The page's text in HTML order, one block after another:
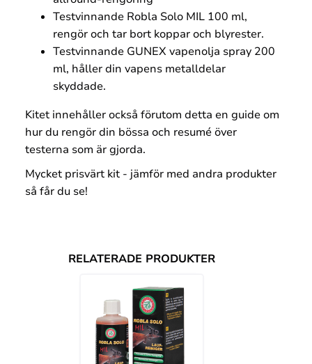
Testvinnande Robla Solo MIL 100 ml,
rengör och tar bort koppar och blyrester.
Testvinnande GUNEX vapenolja spray 200
ml, håller din vapens metalldelar
skyddade.
Kitet innehåller också förutom detta en guide om
hur du rengör din bössa och resumé över
testerna som är gjorda.
Mycket prisvärt kit - jämför med andra produkter
så får du se!
RELATERADE PRODUKTER